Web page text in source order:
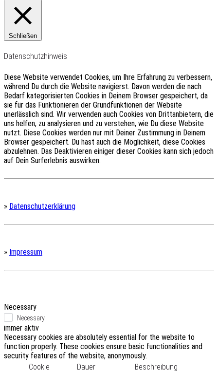
Schließen
Datenschutzhinweis
Diese Website verwendet Cookies, um Ihre Erfahrung zu verbessern,
während Du durch die Website navigierst. Davon werden die nach
Bedarf kategorisierten Cookies in Deinem Browser gespeichert, da
sie für das Funktionieren der Grundfunktionen der Website
unerlässlich sind. Wir verwenden auch Cookies von Drittanbietern, die
uns helfen, zu analysieren und zu verstehen, wie Du diese Website
nutzt. Diese Cookies werden nur mit Deiner Zustimmung in Deinem
Browser gespeichert. Du hast auch die Möglichkeit, diese Cookies
abzulehnen. Das Deaktivieren einiger dieser Cookies kann sich jedoch
auf Dein Surferlebnis auswirken.
» Datenschutzerklärung
» Impressum
Necessary
Necessary
immer aktiv
Necessary cookies are absolutely essential for the website to
function properly. These cookies ensure basic functionalities and
security features of the website, anonymously.
Cookie
Dauer Beschreibung